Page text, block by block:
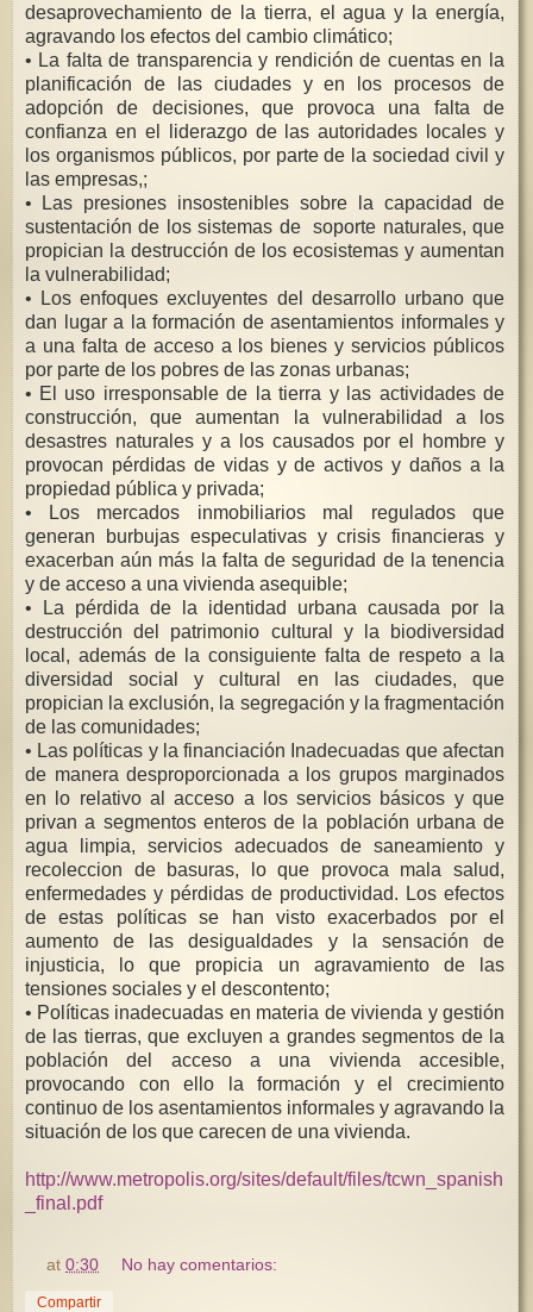
desaprovechamiento de la tierra, el agua y la energía,
agravando los efectos del cambio climático;
• La falta de transparencia y rendición de cuentas en la
planificación de las ciudades y en los procesos de
adopción de decisiones, que provoca una falta de
confianza en el liderazgo de las autoridades locales y
los organismos públicos, por parte de la sociedad civil y
las empresas,;
• Las presiones insostenibles sobre la capacidad de
sustentación de los sistemas de soporte naturales, que
propician la destrucción de los ecosistemas y aumentan
la vulnerabilidad;
• Los enfoques excluyentes del desarrollo urbano que
dan lugar a la formación de asentamientos informales y
a una falta de acceso a los bienes y servicios públicos
por parte de los pobres de las zonas urbanas;
• El uso irresponsable de la tierra y las actividades de
construcción, que aumentan la vulnerabilidad a los
desastres naturales y a los causados por el hombre y
provocan pérdidas de vidas y de activos y daños a la
propiedad pública y privada;
• Los mercados inmobiliarios mal regulados que
generan burbujas especulativas y crisis financieras y
exacerban aún más la falta de seguridad de la tenencia
y de acceso a una vivienda asequible;
• La pérdida de la identidad urbana causada por la
destrucción del patrimonio cultural y la biodiversidad
local, además de la consiguiente falta de respeto a la
diversidad social y cultural en las ciudades, que
propician la exclusión, la segregación y la fragmentación
de las comunidades;
• Las políticas y la financiación Inadecuadas que afectan
de manera desproporcionada a los grupos marginados
en lo relativo al acceso a los servicios básicos y que
privan a segmentos enteros de la población urbana de
agua limpia, servicios adecuados de saneamiento y
recoleccion de basuras, lo que provoca mala salud,
enfermedades y pérdidas de productividad. Los efectos
de estas políticas se han visto exacerbados por el
aumento de las desigualdades y la sensación de
injusticia, lo que propicia un agravamiento de las
tensiones sociales y el descontento;
• Políticas inadecuadas en materia de vivienda y gestión
de las tierras, que excluyen a grandes segmentos de la
población del acceso a una vivienda accesible,
provocando con ello la formación y el crecimiento
continuo de los asentamientos informales y agravando la
situación de los que carecen de una vivienda.
http://www.metropolis.org/sites/default/files/tcwn_spanish
_final.pdf
at0:30 No hay comentarios:
Compartir